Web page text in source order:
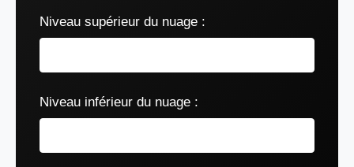
Niveau supérieur du nuage :
Niveau inférieur du nuage :